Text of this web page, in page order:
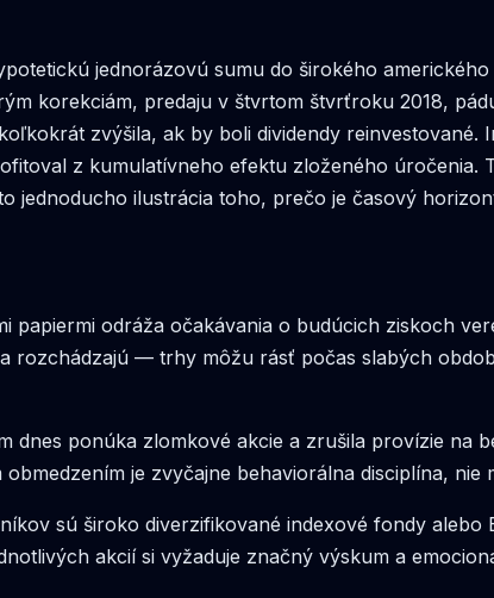
jednorázovú sumu do širokého
korekciám, predaju v štvrtom štvrťroku 2018,
zvýšila, ak by boli dividendy
z kumulatívneho efektu zloženého úročenia.
ilustrácia toho, prečo je časový
odráža očakávania o budúcich ziskoch
rozchádzajú — trhy môžu rásť počas slabých
ponúka zlomkové akcie a zrušila provízie na
je zvyčajne behaviorálna disciplína, nie
sú široko diverzifikované indexové fondy alebo
akcií si vyžaduje značný výskum a